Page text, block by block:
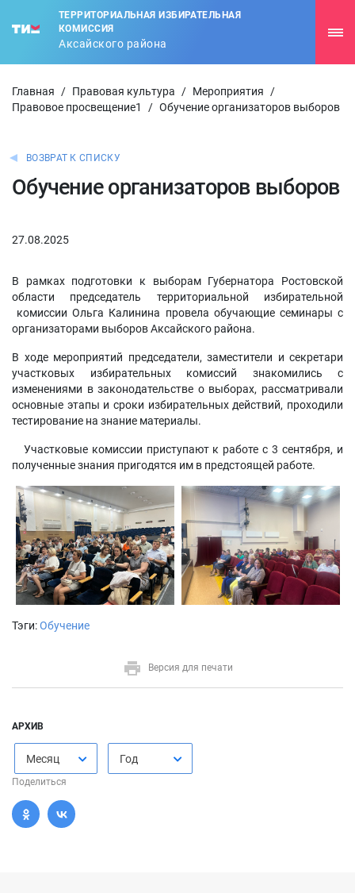
ТЕРРИТОРИАЛЬНАЯ ИЗБИРАТЕЛЬНАЯ
КОМИССИЯ
Аксайского района
Главная / Правовая культура / Мероприятия
/
Правовое просвещение1
/ Обучение организаторов выборов
ВОЗВРАТ К СПИСКУ
Обучение организаторов выборов
27.08.2025
В рамках подготовки к выборам Губернатора Ростовской
области председатель территориальной избирательной
комиссии Ольга Калинина провела обучающие семинары с
организаторами выборов Аксайского района.
В ходе мероприятий председатели, заместители и секретари
участковых избирательных комиссий знакомились с
изменениями в законодательстве о выборах, рассматривали
основные этапы и сроки избирательных действий, проходили
тестирование на знание материалы.
Участковые комиссии приступают к работе с 3 сентября, и
полученные знания пригодятся им в предстоящей работе.
Тэги:Обучение
Версия для печати
АРХИВ
Месяц Год
Поделиться